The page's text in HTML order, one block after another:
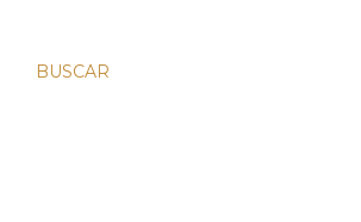
BUSCAR